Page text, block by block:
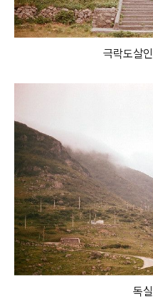
극락도살
독